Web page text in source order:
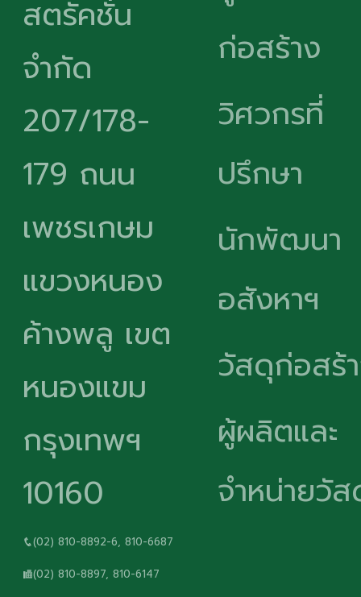
สตรัคชั่น
จำกัด
207/178-
179 ถนน
เพชรเกษม
แขวงหนอง
ค้างพลู เขต
หนองแขม
กรุงเทพฯ
10160
(02) 810-8892-6, 810-6687
(02) 810-8897, 810-6147
ก่อสร้าง
วิศวกรที่
ปรึกษา
นักพัฒนา
อสังหาฯ
วัสดุก่อสร้
ผู้ผลิตและ
จำหน่ายวั